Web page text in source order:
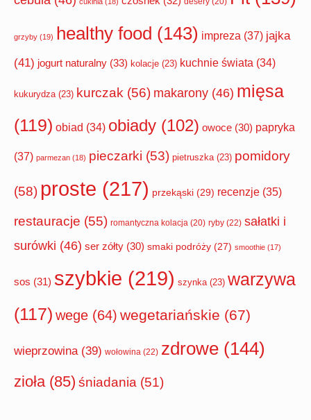
grzyby (19) healthy food (143) impreza (37) jajka
(41) jogurt naturalny (33) kolacje (23) kuchnie świata (34)
kukurydza (23) kurczak (56) makarony (46) mięsa
(119) obiad (34) obiady (102) owoce (30) papryka
(37) parmezan (18) pieczarki (53) pietruszka (23) pomidory
(58) proste (217) przekąski (29) recenzje (35)
restauracje (55) romantyczna kolacja (20) ryby (22) sałatki i
surówki (46) ser zółty (30) smaki podróży (27) smoothie (17)
sos (31) szybkie (219) szynka (23) warzywa
(117) wege (64) wegetariańskie (67)
wieprzowina (39) wołowina (22) zdrowe (144)
zioła (85) śniadania (51)